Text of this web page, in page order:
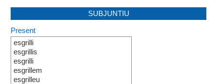
SUBJUNTIU
Present
esgrilli
esgrillis
esgrilli
esgrillem
esgrilleu